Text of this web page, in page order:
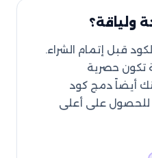
ولياقة؟
قبل إتمام الشراء.
حصرية
أيضاً دمج كود
على أعلى